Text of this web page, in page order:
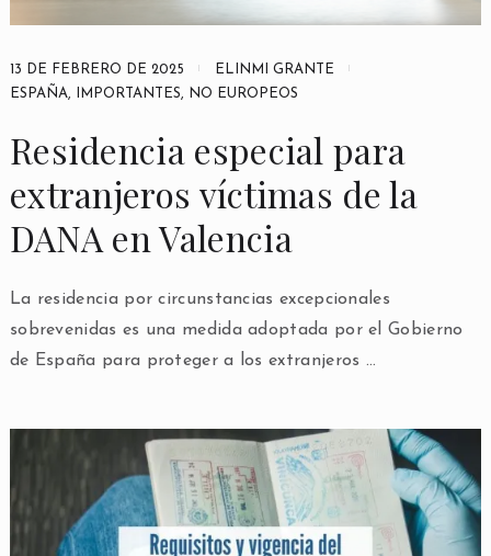
13 DE FEBRERO DE 2025
ELINMI GRANTE
ESPAÑA, IMPORTANTES NO EUROPEOS
Residencia especial para
extranjeros víctimas de la
DANA en Valencia
La residencia por circunstancias excepcionales
sobrevenidas es una medida adoptada por el Gobierno
de España para proteger a los extranjeros …